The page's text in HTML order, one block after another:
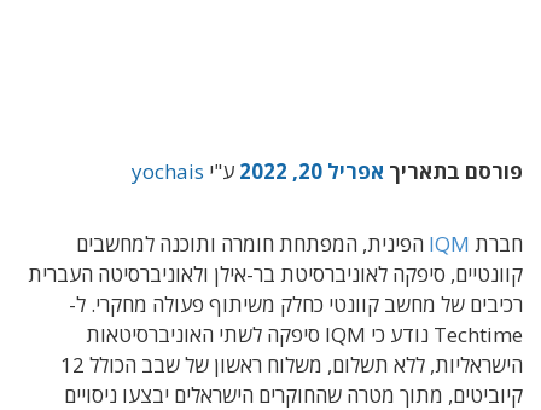
פורסם בתאריך אפריל 20, 2022 ע"י yochais
חברת IQM הפינית, המפתחת חומרה ותוכנה למחשבים
קוונטיים, סיפקה לאוניברסיטת בר-אילן ולאוניברסיטה העברית
רכיבים של מחשב קוונטי כחלק משיתוף פעולה מחקרי. ל-
Techtime נודע כי IQM סיפקה לשתי האוניברסיטאות
הישראליות, ללא תשלום, משלוח ראשון של שבב הכולל 12
קיוביטים, מתוך מטרה שהחוקרים הישראלים יבצעו ניסויים